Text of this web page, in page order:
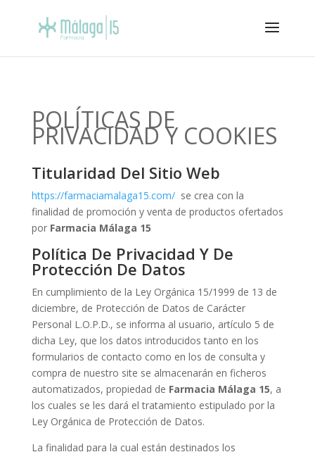
POLÍTICAS DE
PRIVACIDAD Y COOKIES
Titularidad Del Sitio Web
https://farmaciamalaga15.com/se crea con la
finalidad de promoción y venta de productos ofertados
por Farmacia Málaga 15
Política De Privacidad Y De
Protección De Datos
En cumplimiento de la Ley Orgánica 15/1999 de 13 de
diciembre, de Protección de Datos de Carácter
Personal L.O.P.D., se informa al usuario, artículo 5 de
dicha Ley, que los datos introducidos tanto en los
formularios de contacto como en los de consulta y
compra de nuestro site se almacenarán en ficheros
automatizados, propiedad de Farmacia Málaga 15, a
los cuales se les dará el tratamiento estipulado por la
Ley Orgánica de Protección de Datos.
La finalidad para la cual están destinados los